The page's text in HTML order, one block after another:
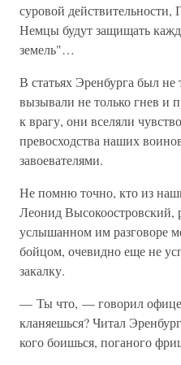
суровой
Немцы будут защищать
земель"…
В статьях Эренбурга был не
вызывали не только гнев и
к врагу, они вселяли
превосходства наших
завоевателями.
Не помню точно, кто из
Леонид Высокоостровский,
услышанном им разговоре
бойцом, очевидно еще не
закалку.
— Ты что, — говорил
кланяешься? Читал
кого боишься, поганого